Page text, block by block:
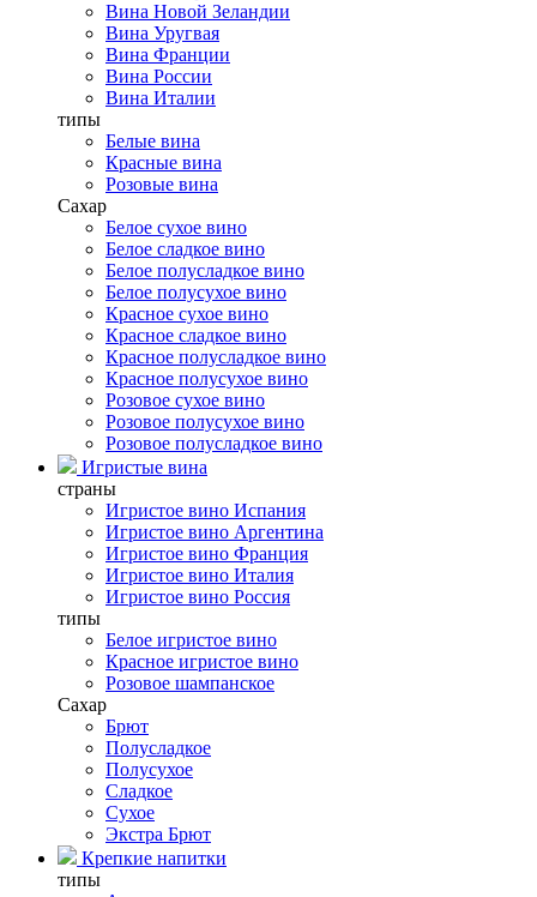
Вина Новой Зеландии
Вина Уругвая
Вина Франции
Вина России
Вина Италии
типы
Белые вина
Красные вина
Розовые вина
Сахар
Белое сухое вино
Белое сладкое вино
Белое полусладкое вино
Белое полусухое вино
Красное сухое вино
Красное сладкое вино
Красное полусладкое вино
Красное полусухое вино
Розовое сухое вино
Розовое полусухое вино
Розовое полусладкое вино
Игристые вина
страны
Игристое вино Испания
Игристое вино Аргентина
Игристое вино Франция
Игристое вино Италия
Игристое вино Россия
типы
Белое игристое вино
Красное игристое вино
Розовое шампанское
Сахар
Брют
Полусладкое
Полусухое
Сладкое
Сухое
Экстра Брют
Крепкие напитки
типы